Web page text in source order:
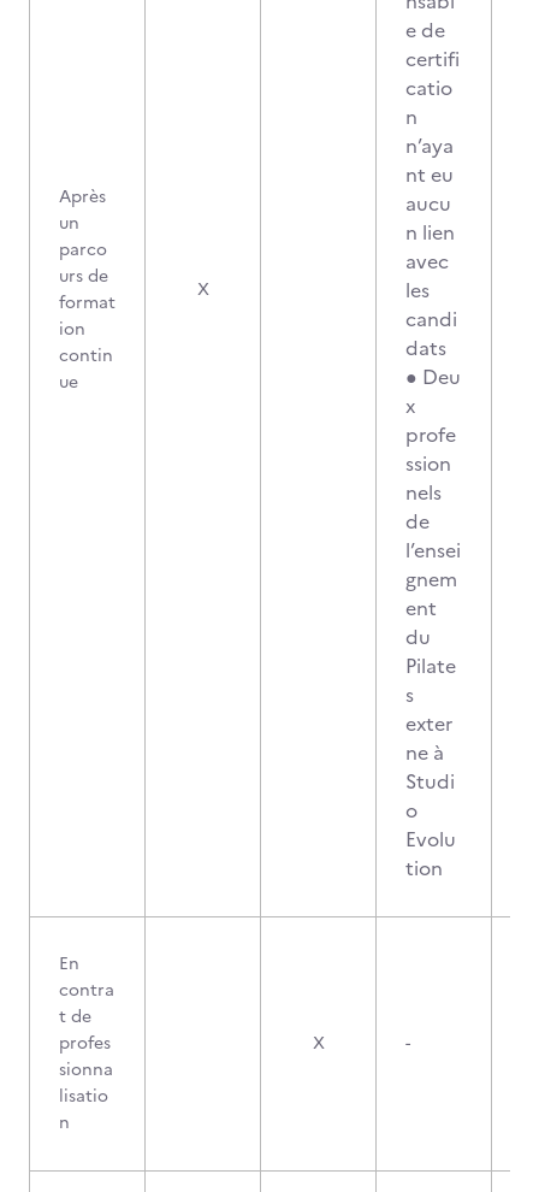
Après
un
parco
urs de
format
ion
contin
ue
X
e de
certifi
catio
n
n’aya
nt eu
aucu
n lien
avec
les
candi
dats
● Deu
x
profe
ssion
nels
de
l’ensei
gnem
ent
du
Pilate
s
exter
ne à
Studi
o
Evolu
tion
En
contra
t de
profes
sionna
lisatio
n
X -